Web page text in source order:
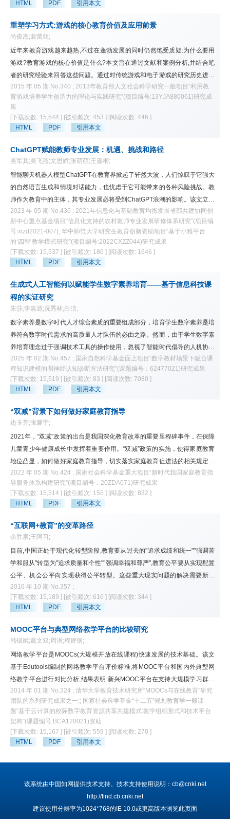
构建了翻转课堂教学模式的本土化策略体系。
HTML
PDF 引用本文
重塑学习方式:游戏的核心教育价值及应用前景
尚俊杰;裴蕾丝;
近年来教育游戏越来越热,不过在蓬勃发展的同时仍然饱受质疑:为什么要用
游戏?教育游戏的核心价值是什么?本文旨在通过文献和案例分析,并结合笔
者的研究经验来回答这些问题。通过对传统游戏和电子游戏的研究历史进行
系统梳理,深入分析了教育游戏的核心价值——游戏动机、游戏思维和游戏
精神,并指出了未来的应用前景——通过重塑学习方式回归教育本质。
2015 年 05 期 No.340 ; 2013年教育部人文社会科学研究一般项目“利用教
育游戏培养学生创造力的理论与实践研究”(项目编号:13YJA880061)研究成
果
[下载次数: 15,544 ] [被引频次: 453 ] [阅读次数: 446 ]
HTML
PDF 引用本文
ChatGPT赋能教师专业发展：机遇、挑战和路径
吴军其;吴飞燕;文思娇;张萌萌;王嘉桐;
智能聊天机器人模型ChatGPT在教育界掀起了轩然大波，人们惊叹于它强大
的自然语言生成和情境对话能力，也忧虑于它可能带来的各种风险挑战。教
师作为教育中的主体，其专业发展必将受到ChatGPT浪潮的影响。该文立足
教育数字化转型背景，从教师的专业理念、专业知识、专业能力和专业情意
四个维度通过案例深度剖析ChatGPT对教师专业发展带来的机遇和挑战，进
而提出从机制保障、环境营造、课程建设、方式创新和评价改革等五方面进
行教师教育变革创新，构建一条“激励—赋能—推进—提质—增效”的
ChatGPT等人工智能技术赋能教师专业发展的路径，以期为教师应用人工智
字化转型升级。
2023 年 05 期 No.436 ; 2021年信息化与基础教育均衡发展省部共建协同创
新中心重点基金项目“信息化支持的农村教师专业发展研修体系研究”(项目编
号:xtzd2021-007); 华中师范大学研究生教育创新资助项目“基于小雅平台
的‘四智’教学模式研究”(项目编号:2022CXZZ044)研究成果
[下载次数: 15,537 ] [被引频次: 180 ] [阅读次数: 1646 ]
HTML
PDF 引用本文
生成式人工智能何以赋能学生数字素养培育——基于信息科技课
程的实证研究
朱莎;李嘉源;况秀林;白洁;
数字素养是数字时代人才综合素质的重要组成部分，培育学生数字素养是培
养符合数字时代需求的高质量人才队伍的必由之路。然而，由于学生数字素
养培育理念过于强调技术工具的操作使用，忽视了智能时代倡导的人机协同
自主学习，这已成为制约学生数字素养培育的瓶颈。生成式人工智能在创设
灵活开放、包容共享的人机协同环境，引导学生自组织学习方面具有巨大潜
力，可为破解上述困境提供新的契机。鉴于此，该文构建了基于自组织学习
学模式，并在信息科技课程中开展准实验研究，验证GAiSOLEs教学模式对
学生数字素养培育的影响。结果表明，GAiSOLEs教学模式可以显著提升学
生的数字素养整体水平，以及信息意识、计算思维和数字化学习与创新等维
度水平，但对信息社会责任的提升效果不显著。基于此，提出应该重视技术
伦理安全，构建可控教育大模型，关注学生数字知识技能发展，避免陷入认
知陷阱，并开展生成式人工智能教学培训，提升教师数字素养。
2025 年 02 期 No.457 ; 国家自然科学基金面上项目“数字教材场景下融合课
程知识建模的图神经认知诊断方法研究”(课题编号：62477021)研究成果
[下载次数: 15,519 ] [被引频次: 83 ] [阅读次数: 7080 ]
HTML
PDF 引用本文
“双减”背景下如何做好家庭教育指导
边玉芳;张馨宇;
2021年，“双减”政策的出台是我国深化教育改革的重要里程碑事件，在保障
儿童青少年健康成长中发挥着重要作用。“双减”政策的实施，使得家庭教育
地位凸显，如何做好家庭教育指导，切实落实家庭教育促进法的相关规定成
为新时代教育改革需要思考的重要议题。该文就“双减”背景下，保障儿童青
少年健康成长需要处理好的四种关系展开论述，分析了家庭教育在新形势下
面临的三个重要转变，并进一步指出做好家庭教育指导的重点任务，包括强
设丰富多彩家庭生活；指导家长掌握儿童成长规律，保障儿童心理健康；引
导家长参与家校共育，为孩子成长创造良好环境。
2022 年 05 期 No.424 ; 国家社会科学基金重大项目“新时代我国家庭教育指
导服务体系构建研究”(项目编号：20ZDA071)研究成果
[下载次数: 15,514 ] [被引频次: 155 ] [阅读次数: 832 ]
HTML
PDF 引用本文
“互联网+教育”的变革路径
余胜泉;王阿习;
目前,中国正处于现代化转型阶段,教育要从过去的"追求成绩和统一""强调苦
学和服从"转型为"追求质量和个性""强调幸福和尊严",教育公平要从实现配置
公平、机会公平向实现获得公平转型。这些重大现实问题的解决需要新思
路,以互联网为代表的新一代信息技术在教育领域的跨界融合,既可以实现传
统教育所关注的规模,又可以实现优质教育所关注的个性化,从而解决教育
中"规模和质量"无法同时兼顾的永恒矛盾。"互联网+教育"的跨界融合,将对环
境、课程、教学、学习、评价、管理、教师发展、学校组织等教育主流业务
产生系统性变革影响。互联网与教育的深度融合,能够构建互联网时代的新
2016 年 10 期 No.357 ;
[下载次数: 15,189 ] [被引频次: 616 ] [阅读次数: 344 ]
HTML
PDF 引用本文
MOOC平台与典型网络教学平台的比较研究
韩锡斌;葛文双;周潜;程建钢;
网络教学平台是MOOCs(大规模开放在线课程)快速发展的技术基础。该文
基于Edutools编制的网络教学平台评价标准,将MOOC平台和国内外典型网
络教学平台进行对比分析,结果表明:新兴MOOC平台在支持大规模学习群体
的自主学习方面做了有益的探索,但在整体功能的完备性和成熟度方面还落
后于典型网络教学平台。两者之间将会出现相互借鉴,共同发展的态势。未
来网络教学平台的发展将支持学习者根据自身学习特点和风格进行自适应学
习;支持教师个性化、多模式的课程教学;通过社会软件构建学习型社区,实现
广泛的社会交互;充分利用开放教育资源(OERs)并支持课程的开放共享;利用
2014 年 01 期 No.324 ; 清华大学教育技术研究所“MOOCs与在线教育”研究
团队的系列研究成果之一;; 国家社会科学基金“十二五”规划教育学一般课
题“基于云计算的校际数字教育资源共享共建模式:教学组织形式和技术平台
架构”(课题编号:BCA120021)资助
[下载次数: 15,167 ] [被引频次: 559 ] [阅读次数: 270 ]
HTML
PDF 引用本文
该系统由中国知网提供技术支持。技术支持使用说明：cb@cnki.net
http://find.cb.cnki.net
建议使用分辨率为1024*768的IE 10.0或更高版本浏览此页面